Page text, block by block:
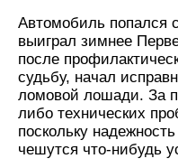
Автомобиль попался
выиграл зимнее
после
судьбу, начал
ломовой лошади. За
либо технических
поскольку
чешутся что-нибудь